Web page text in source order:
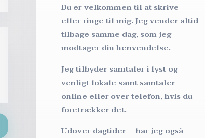
Du er velkommen til at skrive
eller ringe til mig. Jeg vender altid
tilbage samme dag, som jeg
modtager din henvendelse.
Jeg tilbyder samtaler i lyst og
venligt lokale samt samtaler
online eller over telefon, hvis du
foretrækker det.
Udover dagtider – har jeg også